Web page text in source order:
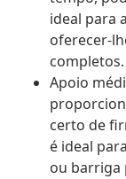
ideal para
oferecer-
Apoio
certo de
é ideal
ou barriga